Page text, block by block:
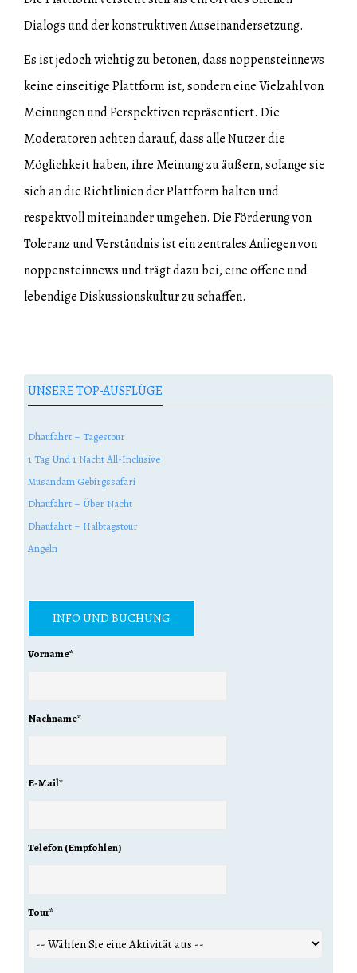
Dialogs und der konstruktiven Auseinandersetzung.
Es ist jedoch wichtig zu betonen, dass noppensteinnews
keine einseitige Plattform ist, sondern eine Vielzahl von
Meinungen und Perspektiven repräsentiert. Die
Moderatoren achten darauf, dass alle Nutzer die
Möglichkeit haben, ihre Meinung zu äußern, solange sie
sich an die Richtlinien der Plattform halten und
respektvoll miteinander umgehen. Die Förderung von
Toleranz und Verständnis ist ein zentrales Anliegen von
noppensteinnews und trägt dazu bei, eine offene und
lebendige Diskussionskultur zu schaffen.
UNSERE TOP-AUSFLÜGE
Dhaufahrt – Tagestour
1 Tag Und 1 Nacht All-Inclusive
Musandam Gebirgssafari
Dhaufahrt – Über Nacht
Dhaufahrt – Halbtagstour
Angeln
INFO UND BUCHUNG
Vorname*
Nachname*
E-Mail*
Telefon (Empfohlen)
Tour*